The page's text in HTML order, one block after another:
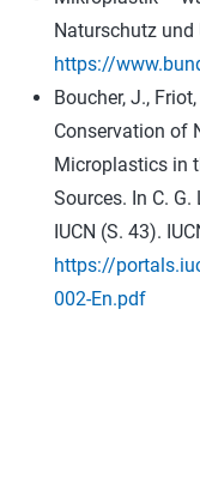
Naturschutz und
https://
Boucher, J.,
Conservation of
Microplastics in
Sources. In C.
IUCN (S. 43).
https://
002-En.pdf